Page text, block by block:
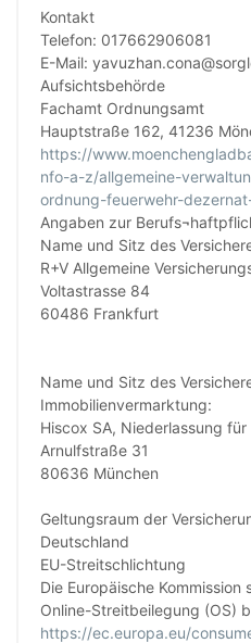
Kontakt
Telefon: 017662906081
E-Mail:
Aufsichtsbehörde
Fachamt Ordnungsamt
Hauptstraße 162, 41236
https://
nfo-a-z/allgemeine-
ordnung-feuerwehr-
Angaben zur
Name und Sitz des
R+V Allgemeine
Voltastrasse 84
60486 Frankfurt
Name und Sitz des
Immobilienvermarktung:
Hiscox SA, Niederlassung
Arnulfstraße 31
80636 München
Geltungsraum der
Deutschland
EU-Streitschlichtung
Die Europäische
Online-Streitbeilegung (OS)
https://ec.europa.eu/